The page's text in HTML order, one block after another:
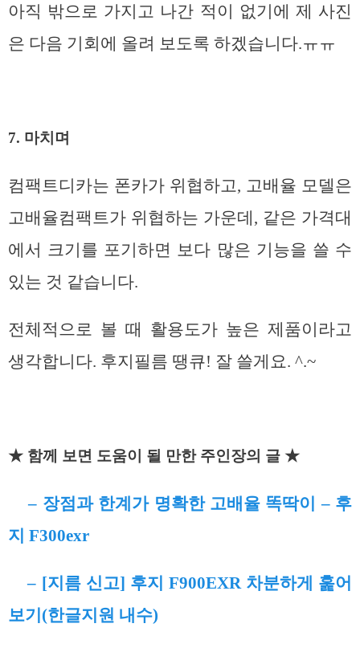
아직 밖으로 가지고 나간 적이 없기에 제 사진
은 다음 기회에 올려 보도록 하겠습니다.ㅠㅠ
7. 마치며
컴팩트디카는 폰카가 위협하고, 고배율 모델은
고배율컴팩트가 위협하는 가운데, 같은 가격대
에서 크기를 포기하면 보다 많은 기능을 쓸 수
있는 것 같습니다.
전체적으로 볼 때 활용도가 높은 제품이라고
생각합니다. 후지필름 땡큐! 잘 쓸게요. ^.~
★ 함께 보면 도움이 될 만한 주인장의 글 ★
– 장점과 한계가 명확한 고배율 똑딱이 – 후
지 F300exr
– [지름 신고] 후지 F900EXR 차분하게 훑어
보기(한글지원 내수)